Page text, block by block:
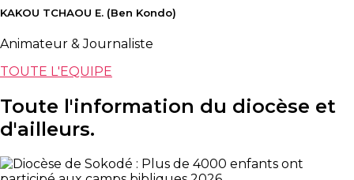
KAKOU TCHAOU E. (Ben Kondo)
Animateur & Journaliste
TOUTE L'EQUIPE
Toute l'information du diocèse et
d'ailleurs.